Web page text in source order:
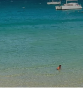
☀️ Où